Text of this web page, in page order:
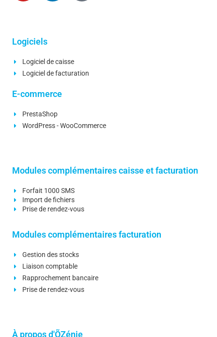
Logiciels
Logiciel de caisse
Logiciel de facturation
E-commerce
PrestaShop
WordPress - WooCommerce
Modules complémentaires caisse et facturation
Forfait 1000 SMS
Import de fichiers
Prise de rendez-vous
Modules complémentaires facturation
Gestion des stocks
Liaison comptable
Rapprochement bancaire
Prise de rendez-vous
À propos d'ÕZénie